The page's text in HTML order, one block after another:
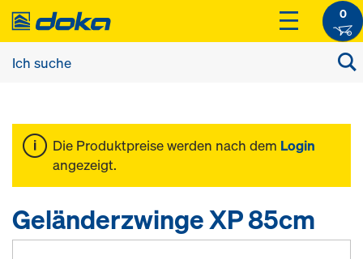
0
Die Produktpreise werden nach dem Login
angezeigt.
Geländerzwinge XP 85cm